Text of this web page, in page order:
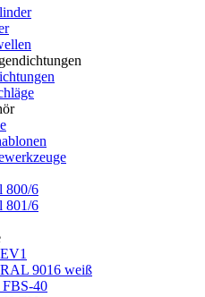
800/6
801/6
9016 weiß
40